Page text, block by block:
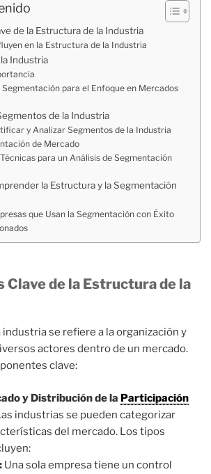
de la Estructura de la Industria
en la Estructura de la Industria
Industria
para el Enfoque en Mercados
de la Industria
y Analizar Segmentos de la Industria
de Mercado
para un Análisis de Segmentación
la Estructura y la Segmentación
que Usan la Segmentación con Éxito
Clave de la Estructura de la
se refiere a la organización y
actores dentro de un mercado.
clave:
y Distribución de la Participación
industrias se pueden categorizar
del mercado. Los tipos
Una sola empresa tiene un control